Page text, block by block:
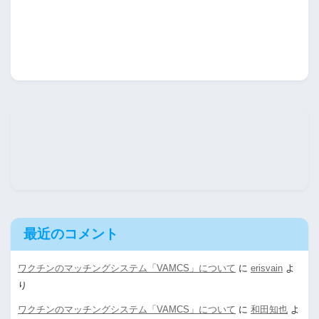
最近のコメント
ワクチンのマッチングシステム「VAMCS」について に erisvain よ
り
ワクチンのマッチングシステム「VAMCS」について に 和田知也 よ